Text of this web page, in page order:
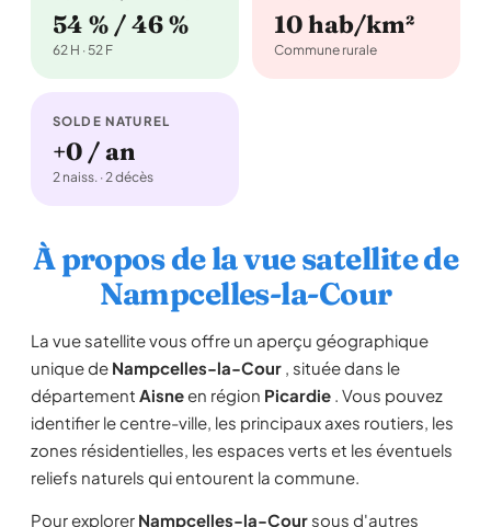
54 % / 46 %
62 H · 52 F
10 hab/km²
Commune rurale
SOLDE NATUREL
+0 / an
2 naiss. · 2 décès
À propos de la vue satellite de
Nampcelles-la-Cour
La vue satellite vous offre un aperçu géographique
unique de Nampcelles-la-Cour , située dans le
département Aisneen région Picardie . Vous pouvez
identifier le centre-ville, les principaux axes routiers, les
zones résidentielles, les espaces verts et les éventuels
reliefs naturels qui entourent la commune.
Pour explorer Nampcelles-la-Cour sous d'autres